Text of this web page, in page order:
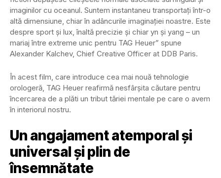
imaginilor cu oceanul. Suntem instantaneu transportați într-o
altă dimensiune, chiar în adâncurile imaginației noastre. Este
despre sport și lux, înaltă precizie și chiar yn și yang – un
mariaj între extreme unic pentru TAG Heuer” spune
Alexander Kalchev, Chief Creative Officer at DDB Paris.
În acest film, care introduce cea mai nouă tehnologie
orologeră, TAG Heuer reafirmă nesfârșita căutare pentru
încercarea de a plăti un tribut tăriei mentale pe care o avem
în interiorul nostru.
Un angajament atemporal și
universal și plin de
însemnătate